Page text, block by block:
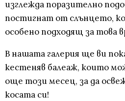
изглежда поразително
постигнат от слънцето,
особено подходящ за това
В нашата галерия ще ви
кестеняв балеаж, които
още този месец, за да
косата си!